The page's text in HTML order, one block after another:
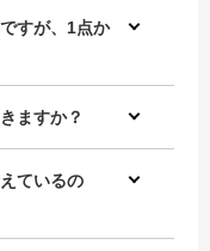
すが、1点か
ますか？
ているの